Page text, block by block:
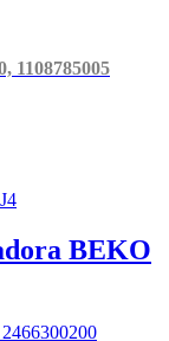
1108785005
BEKO